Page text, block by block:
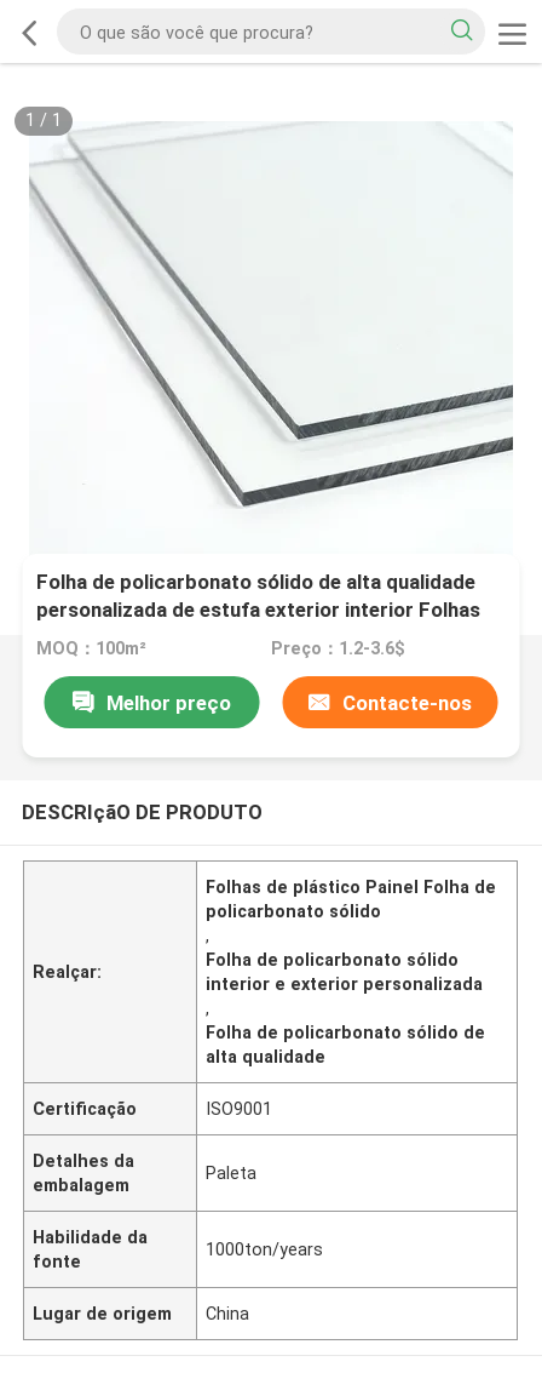
1 / 1
Folha de policarbonato sólido de alta qualidade
personalizada de estufa exterior interior Folhas
de plástico painel
MOQ：100m² Preço：1.2-3.6$
Melhor preço Contacte-nos
DESCRIçãO DE PRODUTO
Realçar:
Folhas de plástico Painel Folha de
policarbonato sólido
,
Folha de policarbonato sólido
interior e exterior personalizada
,
Folha de policarbonato sólido de
alta qualidade
Certificação ISO9001
Detalhes da
embalagem
Paleta
Habilidade da
fonte
1000ton/years
Lugar de origem China